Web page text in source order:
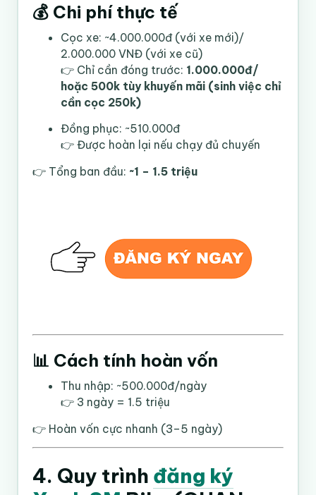
💰 Chi phí thực tế
Cọc xe: ~4.000.000đ (với xe mới)/
2.000.000 VNĐ (với xe cũ)
👉 Chỉ cần đóng trước: 1.000.000đ/
hoặc 500k tùy khuyến mãi (sinh việc chỉ
cần cọc 250k)
Đồng phục: ~510.000đ
👉 Được hoàn lại nếu chạy đủ chuyến
👉 Tổng ban đầu: ~1 – 1.5 triệu
📊 Cách tính hoàn vốn
Thu nhập: ~500.000đ/ngày
👉 3 ngày = 1.5 triệu
👉 Hoàn vốn cực nhanh (3–5 ngày)
4. Quy trình đăng ký